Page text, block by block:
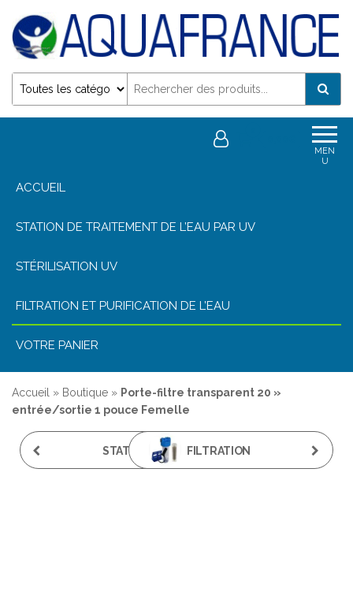
Désinfection Uv de l'eau | Filtration et Potabilisation
MEN
U
ACCUEIL
STATION DE TRAITEMENT DE L’EAU PAR UV
STÉRILISATION UV
FILTRATION ET PURIFICATION DE L’EAU
VOTRE PANIER
Accueil » Boutique » Porte-filtre transparent 20 »
entrée/sortie 1 pouce Femelle
STATION DE FILTRATION